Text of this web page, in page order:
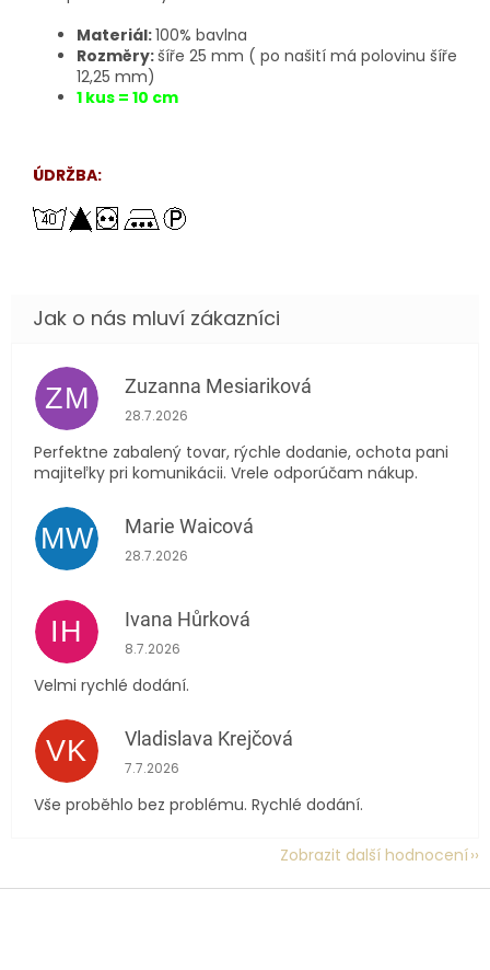
Materiál:100% bavlna
Rozměry:šíře 25 mm ( po našití má polovinu šíře
12,25 mm)
1 kus = 10 cm
ÚDRŽBA:
ZM Zuzanna Mesiariková
Hodnocení obchodu je 5 z 5 hvězdiček.
28.7.2026
Perfektne zabalený tovar, rýchle dodanie, ochota pani
majiteľky pri komunikácii. Vrele odporúčam nákup.
MW Marie Waicová
Hodnocení obchodu je 5 z 5 hvězdiček.
28.7.2026
IH Ivana Hůrková
Hodnocení obchodu je 5 z 5 hvězdiček.
8.7.2026
Velmi rychlé dodání.
VK Vladislava Krejčová
Hodnocení obchodu je 5 z 5 hvězdiček.
7.7.2026
Vše proběhlo bez problému. Rychlé dodání.
Zobrazit další hodnocení